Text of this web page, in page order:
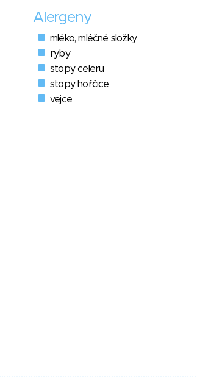
Alergeny
mléko, mléčné složky
ryby
stopy celeru
stopy hořčice
vejce